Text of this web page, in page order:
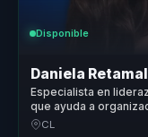
Disponible
Daniela
Especialista en
que ayuda a
cohesión,
CL